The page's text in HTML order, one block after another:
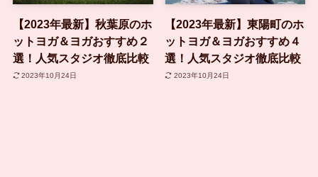
【2023年最新】秋葉原のホ
ットヨガ＆ヨガおすすめ２
選！人気スタジオ徹底比較
2023年10月24日
【2023年最新】東陽町のホ
ットヨガ＆ヨガおすすめ４
選！人気スタジオ徹底比較
2023年10月24日